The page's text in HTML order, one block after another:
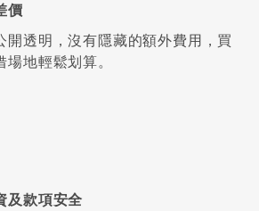
價
開透明，沒有隱藏的額外費用，買
地輕鬆划算。
及款項安全